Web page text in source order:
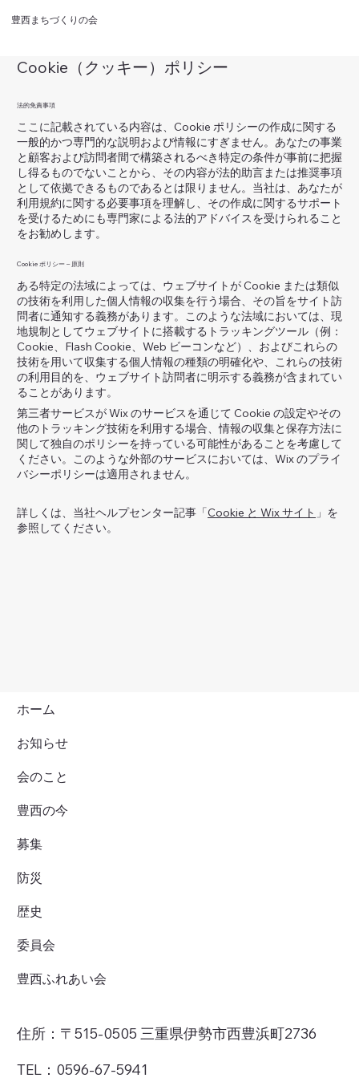
豊西まちづくりの会
Cookie（クッキー）ポリシー
法的免責事項
ここに記載されている内容は、Cookie ポリシーの作成に関する
一般的かつ専門的な説明および情報にすぎません。あなたの事業
と顧客および訪問者間で構築されるべき特定の条件が事前に把握
し得るものでないことから、その内容が法的助言または推奨事項
として依拠できるものであるとは限りません。当社は、あなたが
利用規約に関する必要事項を理解し、その作成に関するサポート
を受けるためにも専門家による法的アドバイスを受けられること
をお勧めします。
Cookie ポリシー – 原則
ある特定の法域によっては、ウェブサイトが Cookie または類似
の技術を利用した個人情報の収集を行う場合、その旨をサイト訪
問者に通知する義務があります。このような法域においては、現
地規制としてウェブサイトに搭載するトラッキングツール（例：
Cookie、Flash Cookie、Web ビーコンなど）、およびこれらの
技術を用いて収集する個人情報の種類の明確化や、これらの技術
の利用目的を、ウェブサイト訪問者に明示する義務が含まれてい
ることがあります。
第三者サービスが Wix のサービスを通じて Cookie の設定やその
他のトラッキング技術を利用する場合、情報の収集と保存方法に
関して独自のポリシーを持っている可能性があることを考慮して
ください。このような外部のサービスにおいては、Wix のプライ
バシーポリシーは適用されません。
詳しくは、当社ヘルプセンター記事「Cookie と Wix サイト 」を
参照してください。
ホーム
お知らせ
会のこと
豊西の今
募集
防災
歴史
委員会
豊西ふれあい会
住所：〒515-0505 三重県伊勢市西豊浜町2736
TEL：0596-67-5941